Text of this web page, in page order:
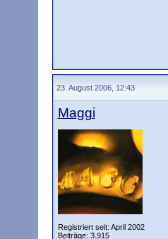
23. August 2006, 12:43
Maggi
Registriert seit: April 2002
Beiträge: 3.915